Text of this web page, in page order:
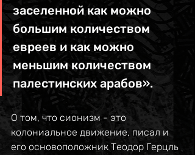
заселенной как можно
большим количеством
евреев и как можно
меньшим количеством
палестинских арабов».
О том, что сионизм - это
колониальное движение, писал и
его основоположник Теодор Герцль